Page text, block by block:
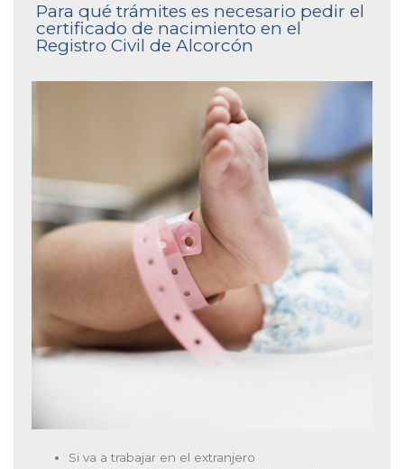
Para qué trámites es necesario pedir el
certificado de nacimiento en el
Registro Civil de Alcorcón
Si va a trabajar en el extranjero